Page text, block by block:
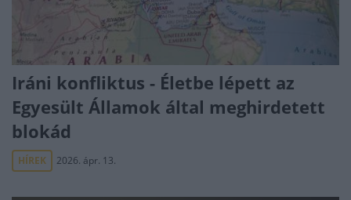
Iráni konfliktus - Életbe lépett az
Egyesült Államok által meghirdetett
blokád
HÍREK 2026. ápr. 13.